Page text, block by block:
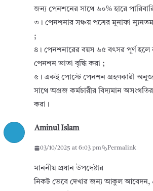
জন্য পেনশনের সাথে ৬০% হারে
৩। পেনশনার সঞ্চয় পত্রের মুনাফা ন্যুনতম
;
৪। পেনশনারের বয়স ৬৫ বৎসর পূর্ণ হলে
পেনশন ভাতা বৃদ্ধি করা ;
৫। একই পোস্টে পেনশন গ্রহণকারী অনুজ
সাথে অগ্রজ কর্মচারীর বিদ্যমান
করা।
Aminul Islam
03/10/2025 at 6:03 pm Permalink
মাননীয় প্রধান উপদেষ্টার
নিকট ভেবে দেখার জন্য আকুল আবেদন,